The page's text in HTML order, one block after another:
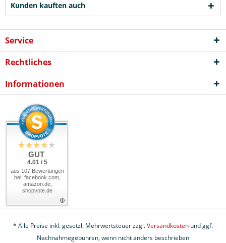
Kunden kauften auch
Service
Rechtliches
Informationen
GUT
4.01 / 5
aus 107 Bewertungen
bei: facebook.com,
amazon.de,
shopvote.de
* Alle Preise inkl. gesetzl. Mehrwertsteuer zzgl.Versandkosten und ggf.
Nachnahmegebühren, wenn nicht anders beschrieben